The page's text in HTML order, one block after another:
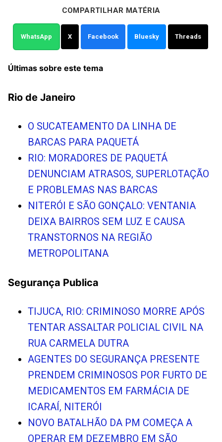
COMPARTILHAR MATÉRIA
WhatsApp X Facebook Bluesky Threads
Últimas sobre este tema
Rio de Janeiro
O SUCATEAMENTO DA LINHA DE
BARCAS PARA PAQUETÁ
RIO: MORADORES DE PAQUETÁ
DENUNCIAM ATRASOS, SUPERLOTAÇÃO
E PROBLEMAS NAS BARCAS
NITERÓI E SÃO GONÇALO: VENTANIA
DEIXA BAIRROS SEM LUZ E CAUSA
TRANSTORNOS NA REGIÃO
METROPOLITANA
Segurança Publica
TIJUCA, RIO: CRIMINOSO MORRE APÓS
TENTAR ASSALTAR POLICIAL CIVIL NA
RUA CARMELA DUTRA
AGENTES DO SEGURANÇA PRESENTE
PRENDEM CRIMINOSOS POR FURTO DE
MEDICAMENTOS EM FARMÁCIA DE
ICARAÍ, NITERÓI
NOVO BATALHÃO DA PM COMEÇA A
OPERAR EM DEZEMBRO EM SÃO